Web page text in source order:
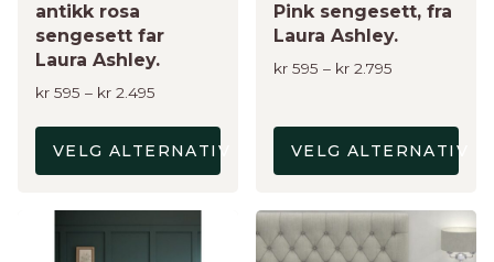
antikk rosa
sengesett far
Laura Ashley.
kr 595 – kr 2.495
kr 2.495
VELG ALTERNATIV
Pink sengesett, fra
Laura Ashley.
kr 595 – kr 2.795
VELG ALTERNATIV
produktet
Dette
produktet